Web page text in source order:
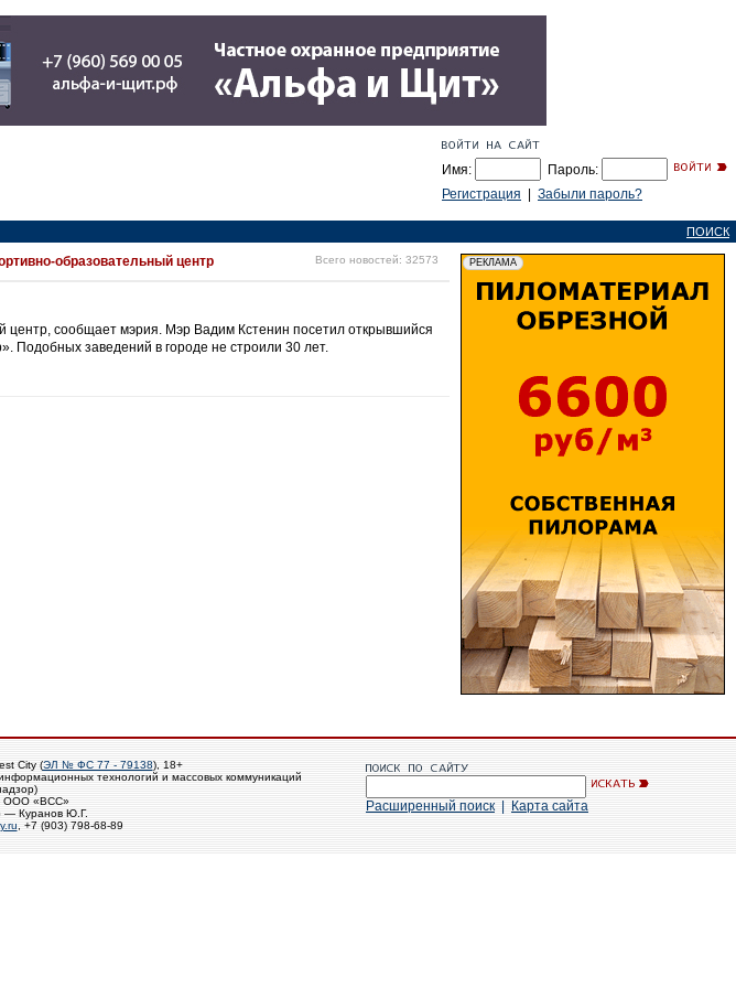
Имя:
Пароль:
Регистрация
Забыли пароль?
ПОИСК
образовательный центр Всего новостей: 32573
центр, сообщает мэрия. Мэр Вадим Кстенин посетил открывшийся
Подобных заведений в городе не строили 30 лет.
City (ЭЛ № ФС 77 - 79138), 18+
технологий и массовых коммуникаций
ООО «ВСС»
— Куранов Ю.Г.
, +7 (903) 798-68-89
Расширенный поиск Карта сайта